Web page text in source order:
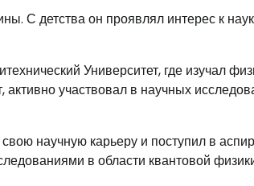
С детства он проявлял интерес к
Университет, где изучал
участвовал в научных
научную карьеру и поступил в
в области квантовой